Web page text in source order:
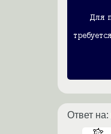
Ответ на: